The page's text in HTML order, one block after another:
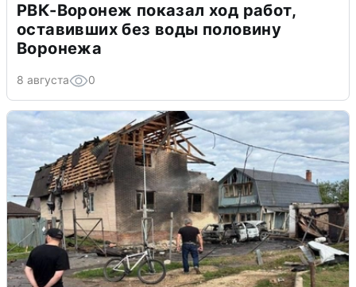
РВК-Воронеж показал ход работ,
оставивших без воды половину
Воронежа
8 августа 0